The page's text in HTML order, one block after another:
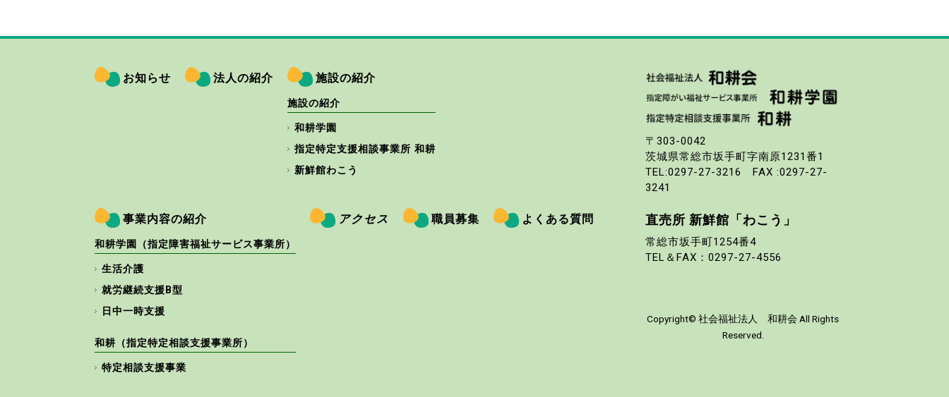
お知らせ 法人の紹介 施設の紹介
施設の紹介
和耕学園
指定特定支援相談事業所 和耕
新鮮館わこう
事業内容の紹介
和耕学園（指定障害福祉サービス事業所）
生活介護
就労継続支援B型
日中一時支援
和耕（指定特定相談支援事業所）
特定相談支援事業
アクセス 職員募集 よくある質問
〒303-0042
茨城県常総市坂手町字南原1231番1
TEL:0297-27-3216
FAX :0297-27-
3241
直売所 新鮮館「わこう」
常総市坂手町1254番4
TEL＆FAX：0297-27-4556
Copyright© 社会福祉法人 和耕会All Rights
Reserved.